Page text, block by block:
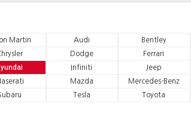
Martin Audi Bentley
Dodge Ferrari
Infiniti Jeep
Mazda Mercedes-Benz
Tesla Toyota